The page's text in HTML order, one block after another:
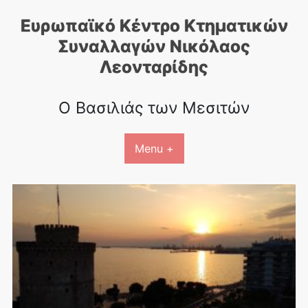
Ευρωπαϊκό Κέντρο Κτηματικών
Συναλλαγών Nικόλαος
Λεονταρίδης
Ο Βασιλιάς των Μεσιτών
Menu +